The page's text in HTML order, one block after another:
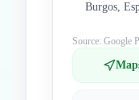
Burgos,
Source: Google